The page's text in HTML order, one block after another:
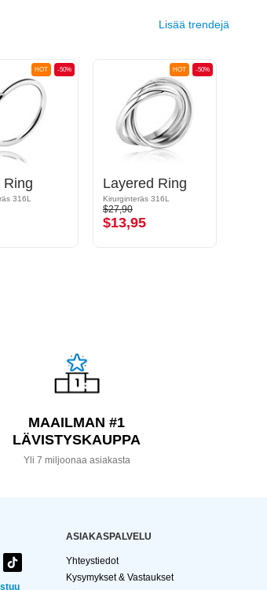
Lisää trendejä
-50%
HOT
Ring
316L
-50%
HOT
Layered Ring
Kirurginteräs 316L
$27,90
$13,95
MAAILMAN #1
LÄVISTYSKAUPPA
Yli 7 miljoonaa asiakasta
ASIAKASPALVELU
Yhteystiedot
Kysymykset & Vastaukset